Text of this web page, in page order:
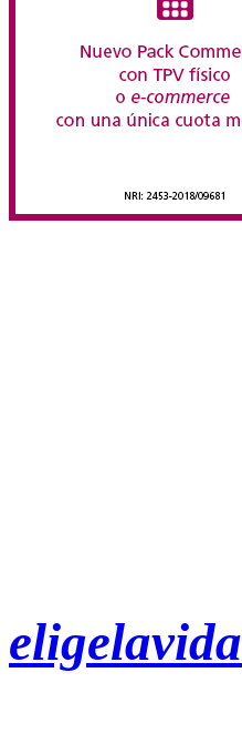
eligelavida